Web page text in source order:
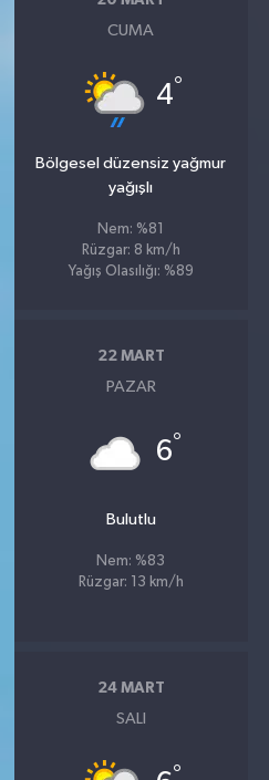
CUMA
4°
Bölgesel düzensiz yağmur
yağışlı
Nem: %81
Rüzgar: 8 km/h
Yağış Olasılığı: %89
22 MART
PAZAR
6°
Bulutlu
Nem: %83
Rüzgar: 13 km/h
24 MART
SALI
°